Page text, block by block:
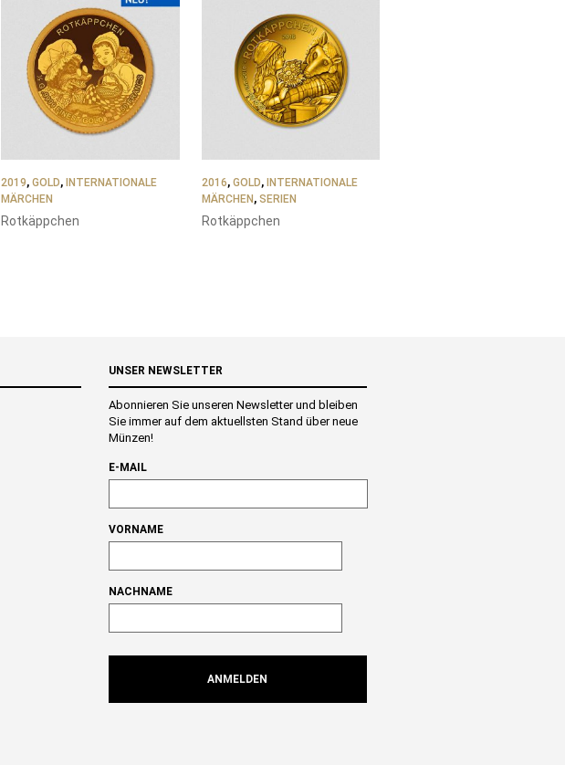
2019,GOLD, INTERNATIONALE
MÄRCHEN
Rotkäppchen
2016, GOLD, INTERNATIONALE
MÄRCHEN , SERIEN
Rotkäppchen
UNSER NEWSLETTER
Abonnieren Sie unseren Newsletter und bleiben
Sie immer auf dem aktuellsten Stand über neue
Münzen!
E-MAIL
VORNAME
NACHNAME
ANMELDEN